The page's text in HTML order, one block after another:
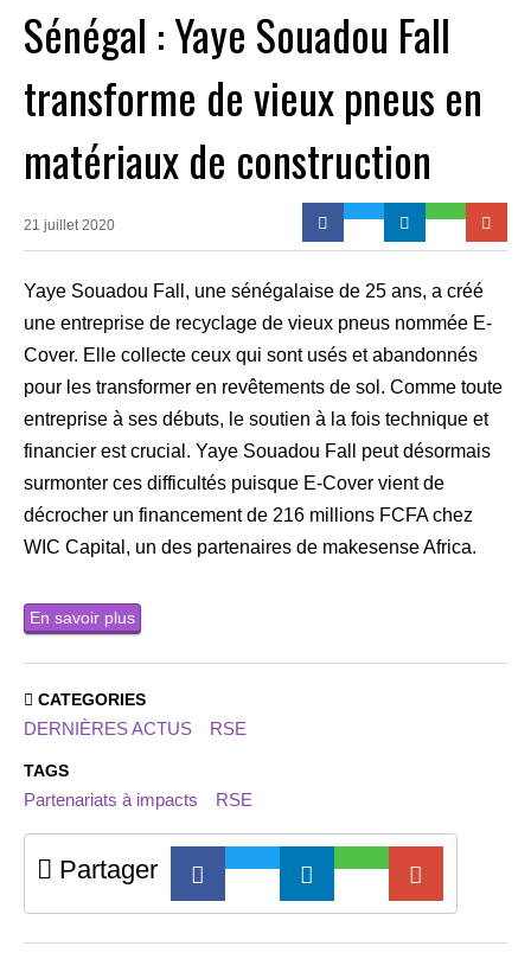
Sénégal : Yaye Souadou Fall
transforme de vieux pneus en
matériaux de construction
21 juillet 2020
Yaye Souadou Fall, une sénégalaise de 25 ans, a créé
une entreprise de recyclage de vieux pneus nommée E-
Cover. Elle collecte ceux qui sont usés et abandonnés
pour les transformer en revêtements de sol. Comme toute
entreprise à ses débuts, le soutien à la fois technique et
financier est crucial. Yaye Souadou Fall peut désormais
surmonter ces difficultés puisque E-Cover vient de
décrocher un financement de 216 millions FCFA chez
WIC Capital, un des partenaires de makesense Africa.
En savoir plus
CATEGORIES
DERNIÈRES ACTUS RSE
TAGS
Partenariats à impacts RSE
Partager